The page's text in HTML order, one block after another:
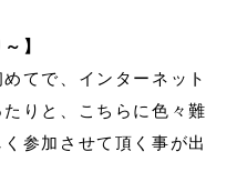
】
てで、インターネット
りと、こちらに色々難
参加させて頂く事が出